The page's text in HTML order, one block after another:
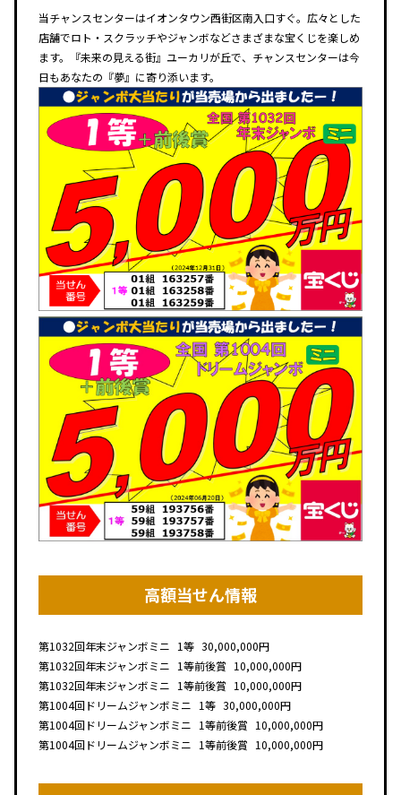
当チャンスセンターはイオンタウン西街区南入口すぐ。広々とした
店舗でロト・スクラッチやジャンボなどさまざまな宝くじを楽しめ
ます。『未来の見える街』ユーカリが丘で、チャンスセンターは今
日もあなたの『夢』に寄り添います。
高額当せん情報
第1032回年末ジャンボミニ 1等 30,000,000円
第1032回年末ジャンボミニ 1等前後賞 10,000,000円
第1032回年末ジャンボミニ 1等前後賞 10,000,000円
第1004回ドリームジャンボミニ 1等 30,000,000円
第1004回ドリームジャンボミニ 1等前後賞 10,000,000円
第1004回ドリームジャンボミニ 1等前後賞 10,000,000円